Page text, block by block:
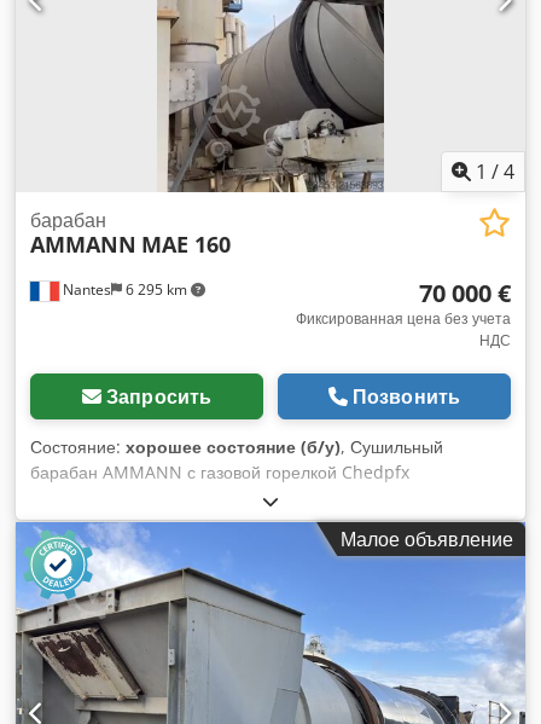
1 /4
Nantes 6 295 km
барабан
AMMANN MAE 160
70 000 €
Фиксированная цена без учета
НДС
Запросить Позвонить
Состояние: хорошее состояние (б/у), Сушильный
барабан AMMANN с газовой горелкой Chedpfx
Aneywctzjtoa Производительность: 160 тонн/час Год
выпуска: 2006
Малое объявление